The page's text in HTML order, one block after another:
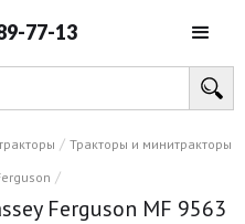
77-13
/ Тракторы и минитракторы
/
Ferguson MF 9563